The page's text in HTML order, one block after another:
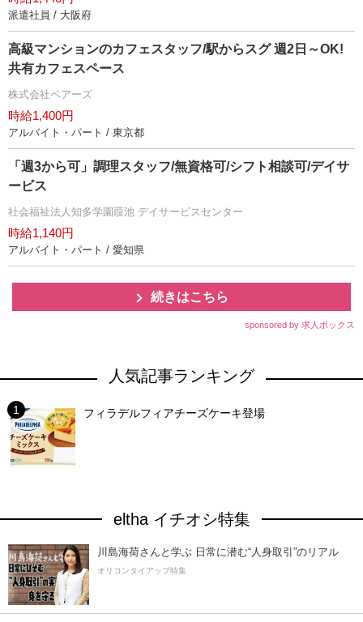
派遣社員 / 大阪府
高級マンションのカフェスタッフ/駅からスグ 週2日～OK!
共有カフェスペース
株式会社ベアーズ
時給1,400円
アルバイト・パート / 東京都
「週3から可」調理スタッフ/無資格可/シフト相談可/デイサ
ービス
社会福祉法人知多学園葭池 デイサービスセンター
時給1,140円
アルバイト・パート / 愛知県
続きはこちら
sponsored by 求人ボックス
人気記事ランキング
フィラデルフィアチーズケーキ登場
eltha イチオシ特集
川島海荷さんと学ぶ 日常に潜む“人身取引”のリアル
オリコンタイアップ特集